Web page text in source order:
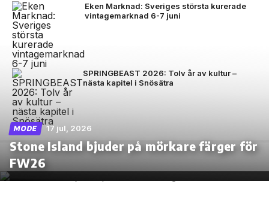
Eken Marknad: Sveriges största kurerade
vintagemarknad 6-7 juni
SPRINGBEAST 2026: Tolv år av kultur –
nästa kapitel i Snösätra
MODE 17 jul, 2026
Stone Island bjuder på mörkare färger för
FW26